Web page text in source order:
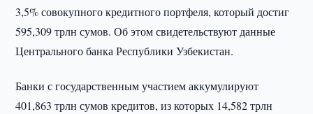
3,5% совокупного кредитного портфеля, который достиг
595,309 трлн сумов. Об этом свидетельствуют данные
Центрального банка Республики Узбекистан.
Банки с государственным участием аккумулируют
401,863 трлн сумов кредитов, из которых 14,582 трлн